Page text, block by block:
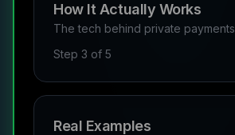
How It Actually Works
The tech behind private payments
Step 3 of 5
Real Examples